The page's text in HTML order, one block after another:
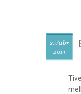
25/abr
2014